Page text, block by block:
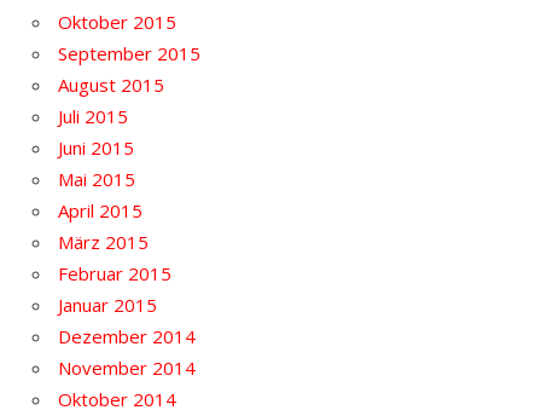
Oktober 2015
September 2015
August 2015
Juli 2015
Juni 2015
Mai 2015
April 2015
März 2015
Februar 2015
Januar 2015
Dezember 2014
November 2014
Oktober 2014